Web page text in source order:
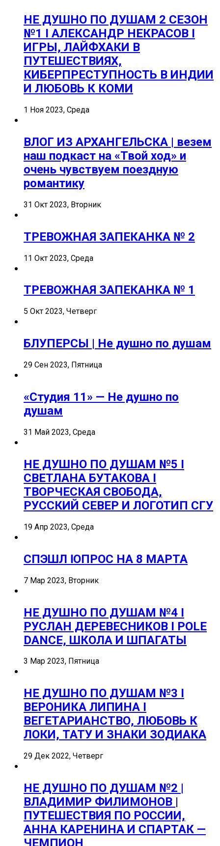
НЕ ДУШНО ПО ДУШАМ 2 СЕЗОН
№1 I АЛЕКСАНДР НЕКРАСОВ I
ИГРЫ, ЛАЙФХАКИ В
ПУТЕШЕСТВИЯХ,
КИБЕРПРЕСТУПНОСТЬ В ИНДИИ
И ЛЮБОВЬ К КОМИ
1 Ноя 2023, Среда
ВЛОГ ИЗ АРХАНГЕЛЬСКА | везем
наш подкаст на «Твой ход» и
очень чувствуем поездную
романтику
31 Окт 2023, Вторник
ТРЕВОЖНАЯ ЗАПЕКАНКА № 2
11 Окт 2023, Среда
ТРЕВОЖНАЯ ЗАПЕКАНКА № 1
5 Окт 2023, Четверг
БЛУПЕРСЫ | Не душно по душам
29 Сен 2023, Пятница
«Студия 11» — Не душно по
душам
31 Май 2023, Среда
НЕ ДУШНО ПО ДУШАМ №5 I
СВЕТЛАНА БУТАКОВА I
ТВОРЧЕСКАЯ СВОБОДА,
РУССКИЙ СЕВЕР И ЛОГОТИП СГУ
19 Апр 2023, Среда
СПЭШЛ ӏ ОПРОС НА 8 МАРТА
7 Мар 2023, Вторник
НЕ ДУШНО ПО ДУШАМ №4 I
РУСЛАН ДЕРЕВЕСНИКОВ I POLE
DANCE, ШКОЛА И ШПАГАТЫ
3 Мар 2023, Пятница
НЕ ДУШНО ПО ДУШАМ №3 I
ВЕРОНИКА ЛИПИНА I
ВЕГЕТАРИАНСТВО, ЛЮБОВЬ К
ЛОКИ, ТАТУ И ЗНАКИ ЗОДИАКА
29 Дек 2022, Четверг
НЕ ДУШНО ПО ДУШАМ №2 |
ВЛАДИМИР ФИЛИМОНОВ |
ПУТЕШЕСТВИЯ ПО РОССИИ,
АННА КАРЕНИНА И СПАРТАК —
ЧЕМПИОН